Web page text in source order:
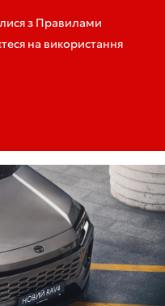
з Правилами
на використання